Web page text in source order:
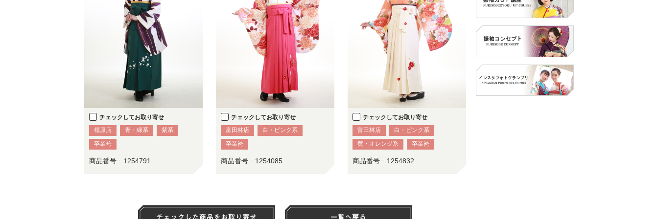
チェックしてお取り寄せ
橿原店
青・緑系
紫系
卒業袴
商品番号 : 1254791
チェックしてお取り寄せ
富田林店
白・ピンク系
卒業袴
商品番号 : 1254085
チェックしてお取り寄せ
富田林店
白・ピンク系
黄・オレンジ系
卒業袴
商品番号 : 1254832